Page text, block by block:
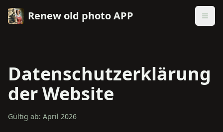
Renew old photo APP
Datenschutzerklärung
der Website
Gültig ab: April 2026